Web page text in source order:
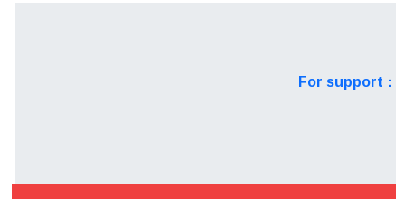
For support :